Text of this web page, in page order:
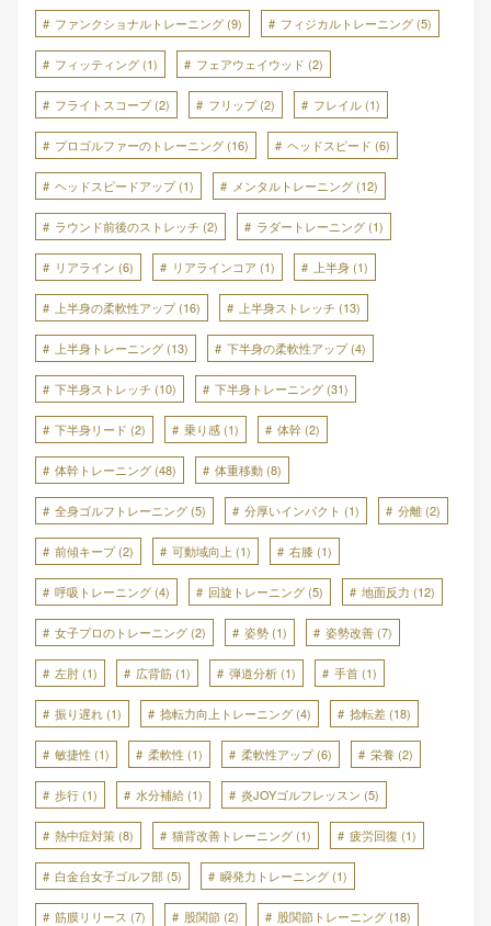
ファンクショナルトレーニング (9) フィジカルトレーニング (5)
フィッティング (1) フェアウェイウッド (2)
フライトスコープ(2) フリップ(2) フレイル (1)
プロゴルファーのトレーニング (16) ヘッドスピード (6)
ヘッドスピードアップ(1) メンタルトレーニング (12)
ラウンド前後のストレッチ (2) ラダートレーニング (1)
リアライン (6) リアラインコア (1) 上半身 (1)
上半身の柔軟性アップ(16) 上半身ストレッチ (13)
上半身トレーニング (13) 下半身の柔軟性アップ(4)
下半身ストレッチ (10) 下半身トレーニング (31)
下半身リード (2) 乗り感 (1) 体幹 (2)
体幹トレーニング (48) 体重移動 (8)
全身ゴルフトレーニング (5) 分厚いインパクト (1) 分離 (2)
前傾キープ(2) 可動域向上 (1) 右膝 (1)
呼吸トレーニング (4) 回旋トレーニング (5) 地面反力 (12)
女子プロのトレーニング (2) 姿勢 (1) 姿勢改善 (7)
左肘 (1) 広背筋 (1) 弾道分析 (1) 手首 (1)
振り遅れ (1) 捻転力向上トレーニング (4) 捻転差 (18)
敏捷性 (1) 柔軟性 (1) 柔軟性アップ(6) 栄養 (2)
歩行 (1) 水分補給 (1) 炎JOYゴルフレッスン (5)
熱中症対策 (8) 猫背改善トレーニング (1) 疲労回復 (1)
白金台女子ゴルフ部 (5) 瞬発力トレーニング (1)
筋膜リリース (7) 股関節 (2) 股関節トレーニング (18)